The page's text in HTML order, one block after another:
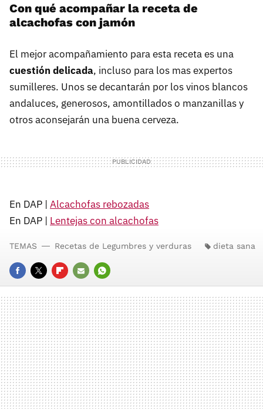
Con qué acompañar la receta de
alcachofas con jamón
El mejor acompañamiento para esta receta es una
cuestión delicada, incluso para los mas expertos
sumilleres. Unos se decantarán por los vinos blancos
andaluces, generosos, amontillados o manzanillas y
otros aconsejarán una buena cerveza.
En DAP | Alcachofas rebozadas
En DAP | Lentejas con alcachofas
FACEBOOK
TWITTERFLIPBOARD
E-
MAIL
WHATSAPP
TEMAS Recetas de Legumbres y verduras dieta sana